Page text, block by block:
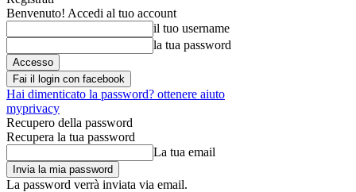
Benvenuto! Accedi al tuo account
il tuo username
la tua password
Fai il login con facebook
Hai dimenticato la password? ottenere aiuto
myprivacy
Recupero della password
Recupera la tua password
La tua email
La password verrà inviata via email.